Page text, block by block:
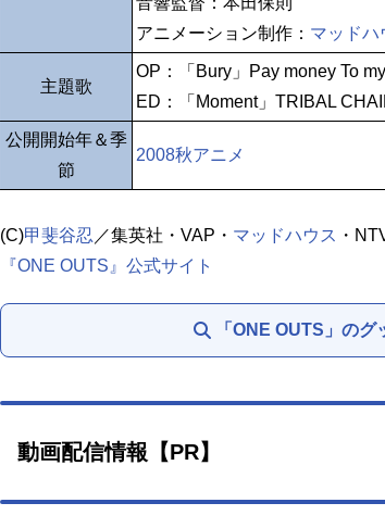
アニメーション制作： マッドハ
主題歌
OP：「Bury」Pay money To
ED：「Moment」TRIBAL
公開開始年＆季
節
2008秋アニメ
(C)甲斐谷忍 ／集英社・VAP・ マッドハウス ・
『ONE OUTS』公式サイト
「ONE OUTS」のグ
動画配信情報【PR】
radio